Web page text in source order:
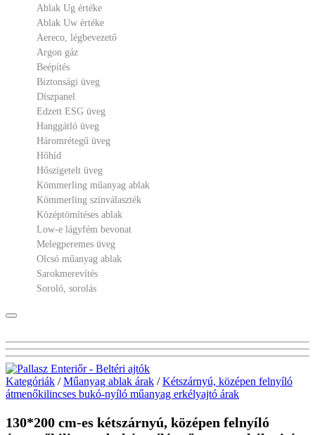
Ablak Ug értéke
Ablak Uw értéke
Aereco, légbevezető
Argon gáz
Beépítés
Biztonsági üveg
Díszpanel
Edzett ESG üveg
Hanggátló üveg
Háromrétegű üveg
Hőhíd
Hőszigetelt üveg
Kömmerling műanyag ablak
Kömmerling színválaszték
Középtömítéses ablak
Low-e lágyfém bevonat
Melegperemes üveg
Olcsó műanyag ablak
Sarokmerevítés
Soroló, sorolás
Kategóriák /Műanyag ablak árak /Kétszárnyú, középen felnyíló
átmenőkilincses bukó-nyíló műanyag erkélyajtó árak
130*200 cm-es kétszárnyú, középen felnyíló